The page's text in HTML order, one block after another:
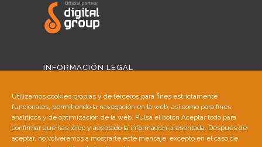
Utilizamos cookies propias y de terceros para fines estrictamente
funcionales, permitiendo la navegación en la web, así como para fines
analíticos y de optimización de la web. Pulsa el botón Aceptar todo para
confirmar que has leído y aceptado la información presentada. Después de
aceptar, no volveremos a mostrarte este mensaje, excepto en el caso de
INFORMACIÓN LEGAL
Política de Cookies
Política de Privacidad